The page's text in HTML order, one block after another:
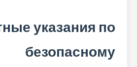
указания по
безопасному